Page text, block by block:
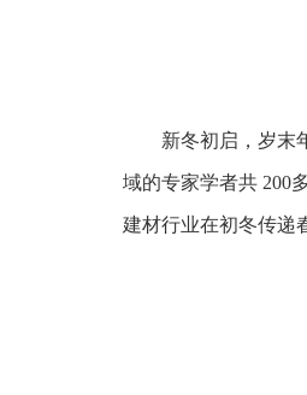
新冬初启，岁末
域的专家学者共 200
建材行业在初冬传递